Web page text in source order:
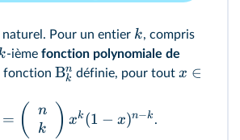
Pour un entier k, compris
‑ième fonction polynomiale de
fonction Bk
n définie, pour tout x ∈
= (
n
k
) xk (1 − x)n−k .